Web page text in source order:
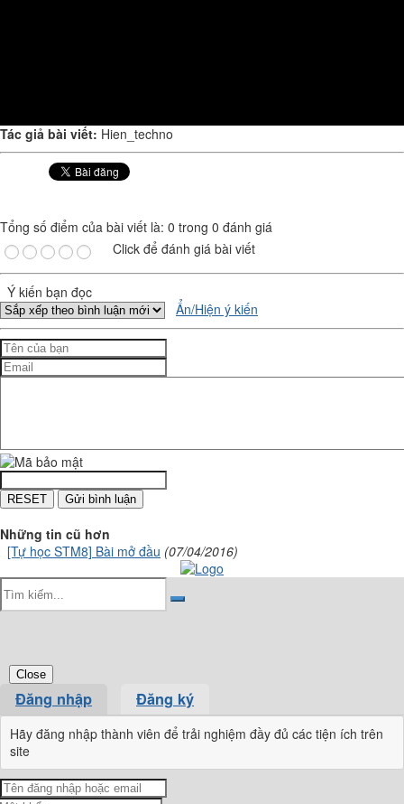
Tác giả bài viết: Hien_techno
Tổng số điểm của bài viết là: 0 trong 0 đánh giá
Click để đánh giá bài viết
Ý kiến bạn đọc
Ẩn/Hiện ý kiến
Những tin cũ hơn
[Tự học STM8] Bài mở đầu (07/04/2016)
Close
Đăng nhập Đăng ký
Hãy đăng nhập thành viên để trải nghiệm đầy đủ các tiện ích trên
site